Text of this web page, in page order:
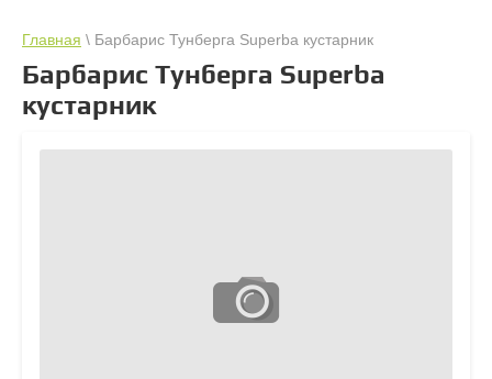
Главная \ Барбарис Тунберга Superba кустарник
Барбарис Тунберга Superba
кустарник